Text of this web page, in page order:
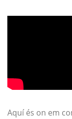
Aquí és on em